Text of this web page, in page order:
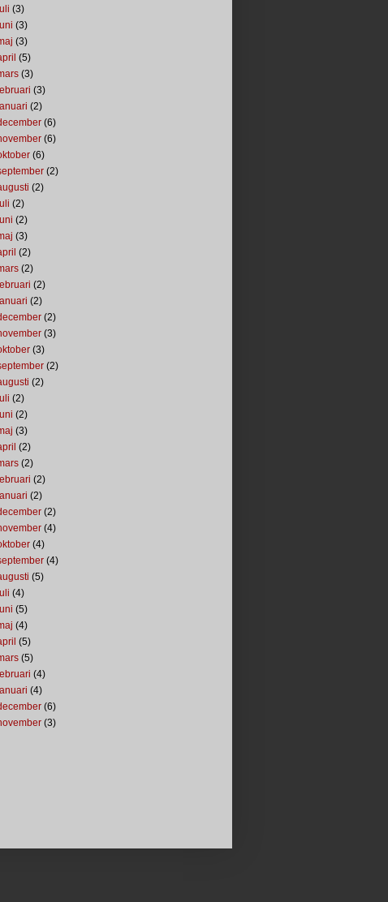
(3)
(3)
(3)
(5)
(3)
(3)
(2)
(6)
(6)
(6)
(2)
(2)
(2)
(2)
(3)
(2)
(2)
(2)
(2)
(2)
(3)
(3)
(2)
(2)
(2)
(2)
(3)
(2)
(2)
(2)
(2)
(2)
(4)
(4)
(4)
(5)
(4)
(5)
(4)
(5)
(5)
(4)
(4)
(6)
(3)